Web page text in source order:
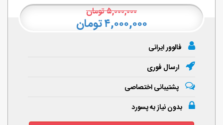
۵,۰۰۰,۰۰۰تومان
۴,۰۰۰,۰۰۰ تومان
فالوور ایرانی
ارسال فوری
پشتیبانی اختصاصی
بدون نیاز به پسورد